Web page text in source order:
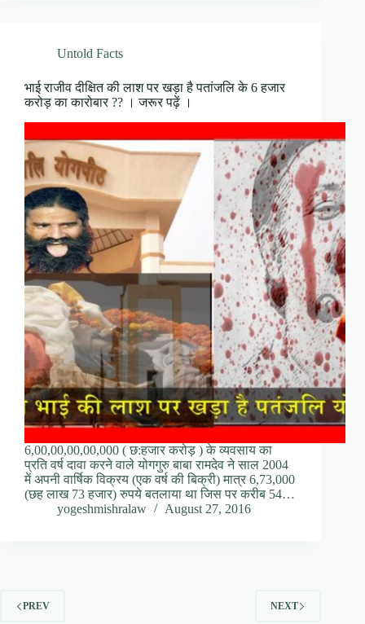
Untold Facts
भाई राजीव दीक्षित की लाश पर खड़ा है पतांजलि के 6 हजार
करोड़ का कारोबार ?? । जरूर पढ़ें ।
6,00,00,00,00,000 ( छ:हजार करोड़ ) के व्यवसाय का
प्रति वर्ष दावा करने वाले योगगुरु बाबा रामदेव ने साल 2004
में अपनी वार्षिक विक्रय (एक वर्ष की बिक्री) मात्र 6,73,000
(छह लाख 73 हजार) रुपये बतलाया था जिस पर करीब 54…
yogeshmishralaw
August 27, 2016
PREV NEXT